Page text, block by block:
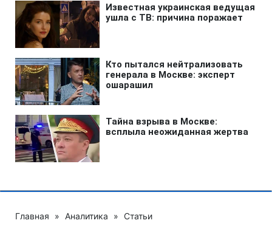
Главная » Аналитика » Статьи